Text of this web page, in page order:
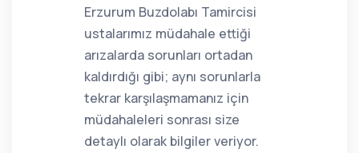
Erzurum Buzdolabı Tamircisi
ustalarımız müdahale ettiği
arızalarda sorunları ortadan
kaldırdığı gibi; aynı sorunlarla
tekrar karşılaşmamanız için
müdahaleleri sonrası size
detaylı olarak bilgiler veriyor.